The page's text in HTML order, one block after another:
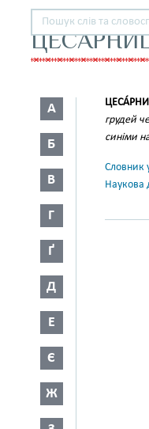
А
Б
В
Г
Ґ
Д
Е
Є
Ж
грудей
синіми
Словник
Наукова